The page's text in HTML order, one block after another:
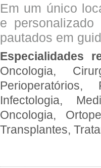
Em um único
e
pautados em
Especialidades
Oncologia,
Infectologia,
Oncologia,
Transplantes,